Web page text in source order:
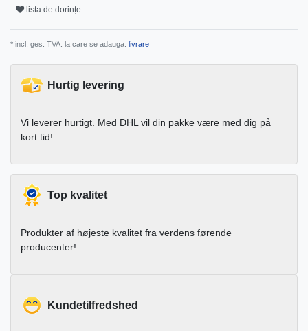
lista de dorințe
* incl. ges. TVA. la care se adauga. livrare
Hurtig levering
Vi leverer hurtigt. Med DHL vil din pakke være med dig på
kort tid!
Top kvalitet
Produkter af højeste kvalitet fra verdens førende
producenter!
Kundetilfredshed